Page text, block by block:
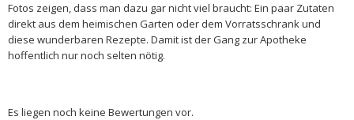
Fotos zeigen, dass man dazu gar nicht viel braucht: Ein paar Zutaten
direkt aus dem heimischen Garten oder dem Vorratsschrank und
diese wunderbaren Rezepte. Damit ist der Gang zur Apotheke
hoffentlich nur noch selten nötig.
Es liegen noch keine Bewertungen vor.